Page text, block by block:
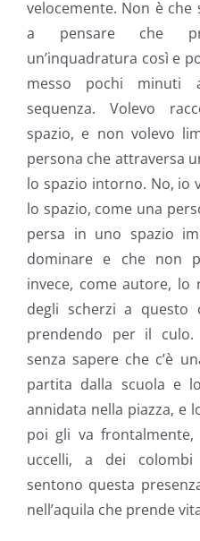
velocemente. Non è
a pensare che
un’inquadratura così e
messo pochi minuti
sequenza. Volevo
spazio, e non volevo
persona che attraversa
lo spazio intorno. No, io
lo spazio, come una
persa in uno spazio
dominare e che non
invece, come autore, lo
degli scherzi a questo
prendendo per il culo.
senza sapere che c’è
partita dalla scuola e
annidata nella piazza, e
poi gli va
uccelli, a dei colombi
sentono questa
nell’aquila che prende